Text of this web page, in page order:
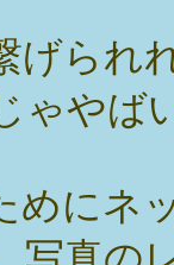
げられ
ゃやば
めにネ